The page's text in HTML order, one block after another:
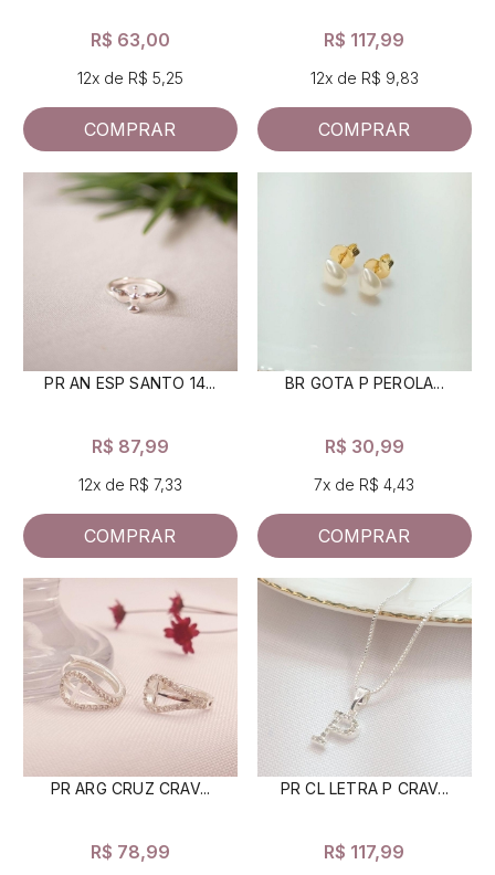
R$ 63,00
12x de R$ 5,25
COMPRAR
R$ 117,99
12x de R$ 9,83
COMPRAR
PR AN ESP SANTO 14...
R$ 87,99
12x de R$ 7,33
COMPRAR
BR GOTA P PEROLA...
R$ 30,99
7x de R$ 4,43
COMPRAR
PR ARG CRUZ CRAV...
R$ 78,99
PR CL LETRA P CRAV...
R$ 117,99